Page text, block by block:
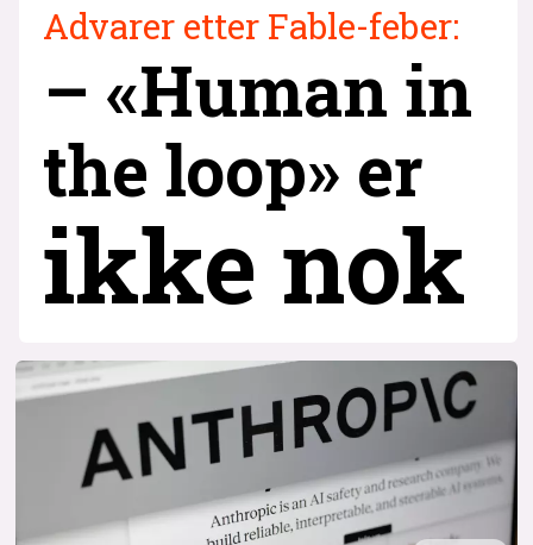
Advarer etter Fable-feber:
– «Human in
the loop» er
ikke nok